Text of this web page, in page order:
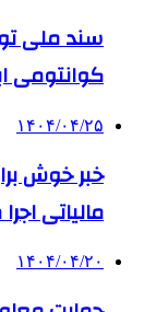
سند ملی
کوانتومی
۱۴۰۴/۰۴/۲۵
خبر خوش
مالیاتی
۱۴۰۴/۰۴/۲۰